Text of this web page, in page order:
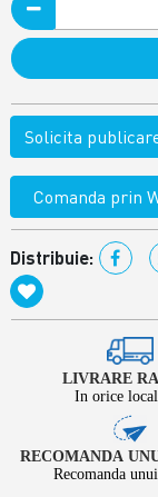
Solicita
Comanda prin
Distribuie:
LIVRARE
In orice
RECOMANDA
Recomanda